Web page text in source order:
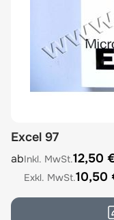
Excel 97
The price depends
ab
12,50
10,50